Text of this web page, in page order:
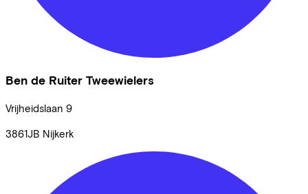
Ben de Ruiter Tweewielers
Vrijheidslaan 9
3861JB Nijkerk